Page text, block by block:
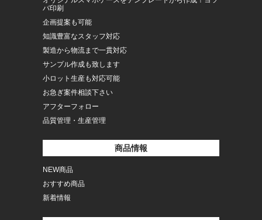
バ印刷
企画提案も可能
知識豊富なスタッフ対応
製造から物流まで一貫対応
サンプル作成も致します
小ロット生産も対応可能
お急ぎ案件相談下さい
アフターフォロー
品質管理・生産管理
商品情報
NEW商品
おすすめ商品
新着情報